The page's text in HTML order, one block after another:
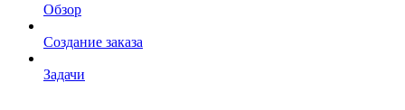
Обзор
Создание заказа
Задачи